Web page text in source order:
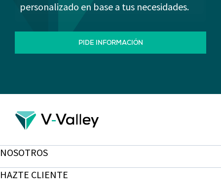
personalizado en base a tus necesidades.
PIDE INFORMACIÓN
NOSOTROS
HAZTE CLIENTE